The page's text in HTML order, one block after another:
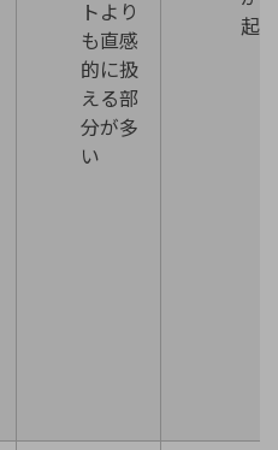
トより
も直感
的に扱
える部
分が多
い
起